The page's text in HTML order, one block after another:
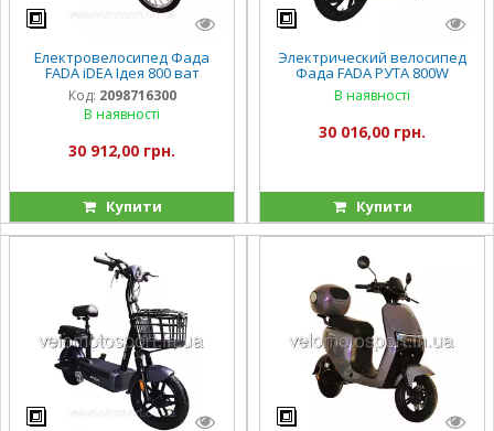
Електровелосипед Фада
FADA iDEA Ідея 800 ват
Код: 2098716300
В наявності
30 912,00 грн.
Купити
Электрический велосипед
Фада FADA РУТА 800W
В наявності
30 016,00 грн.
Купити